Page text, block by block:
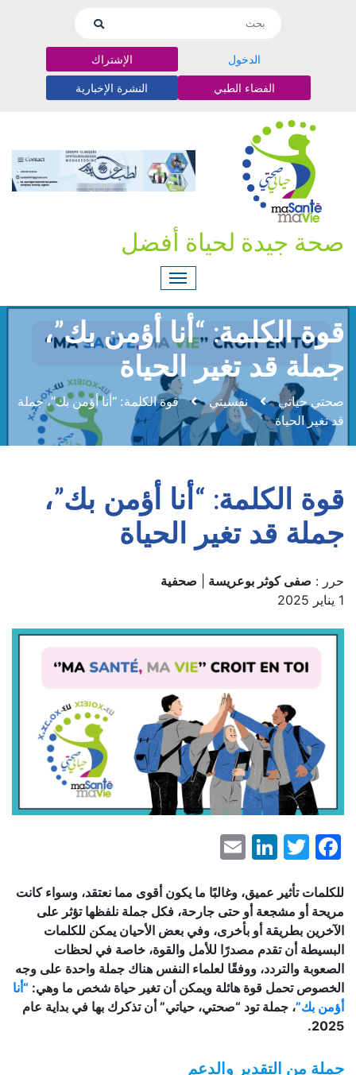
الدخول الإشتراك
الفضاء الطبي النشرة الإخبارية
صحة جيدة لحياة أفضل
قوة الكلمة: “أنا أؤمن بك”،
جملة قد تغير الحياة
صحتي حياتي نفسيتي
قوة الكلمة: “أنا أؤمن بك”، جملة
قد تغير الحياة
قوة الكلمة: “أنا أؤمن بك”،
جملة قد تغير الحياة
حرر : صفى كوثر بوعريسة
صحفية
1 يناير 2025
Facebook
Twitter
LinkedIn
للكلمات تأثير عميق، وغالبًا ما يكون أقوى مما نعتقد، وسواء كانت
مريحة أو مشجعة أو حتى جارحة، فكل جملة نلفظها تؤثر على
الآخرين بطريقة أو بأخرى، وفي بعض الأحيان يمكن للكلمات
البسيطة أن تقدم مصدرًا للأمل والقوة، خاصة في لحظات
الصعوبة والتردد، ووفقًا لعلماء النفس هناك جملة واحدة على وجه
الخصوص تحمل قوة هائلة ويمكن أن تغير حياة شخص ما وهي: “أنا
أؤمن بك”، جملة تود “صحتي، حياتي” أن تذكرك بها في بداية عام
2025.
جملة من التقدير والدعم